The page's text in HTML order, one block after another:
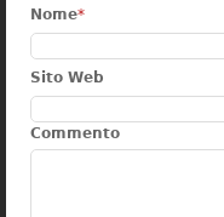
Nome*
Sito Web
Commento